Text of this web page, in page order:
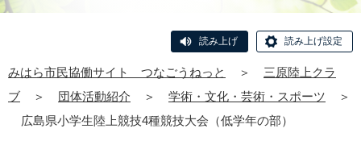
読み上げ 読み上げ設定
みはら市民協働サイト つなごうねっと ＞
三原陸上クラ
ブ
＞ 団体活動紹介 ＞ 学術・文化・芸術・スポーツ
＞
広島県小学生陸上競技4種競技大会（低学年の部）